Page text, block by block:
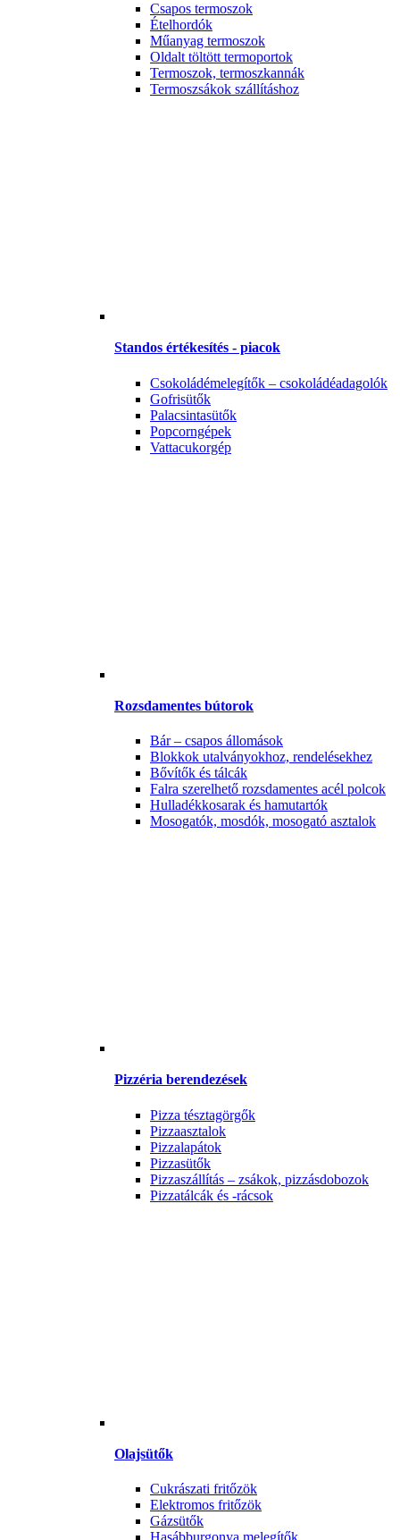
Csapos termoszok
Ételhordók
Műanyag termoszok
Oldalt töltött termoportok
Termoszok, termoszkannák
Termoszsákok szállításhoz
Standos értékesítés - piacok
Csokoládémelegítők – csokoládéadagolók
Gofrisütők
Palacsintasütők
Popcorngépek
Vattacukorgép
Rozsdamentes bútorok
Bár – csapos állomások
Blokkok utalványokhoz, rendelésekhez
Bővítők és tálcák
Falra szerelhető rozsdamentes acél polcok
Hulladékkosarak és hamutartók
Mosogatók, mosdók, mosogató asztalok
Pizzéria berendezések
Pizza tésztagörgők
Pizzaasztalok
Pizzalapátok
Pizzasütők
Pizzaszállítás – zsákok, pizzásdobozok
Pizzatálcák és -rácsok
Olajsütők
Cukrászati fritőzök
Elektromos fritőzök
Gázsütők